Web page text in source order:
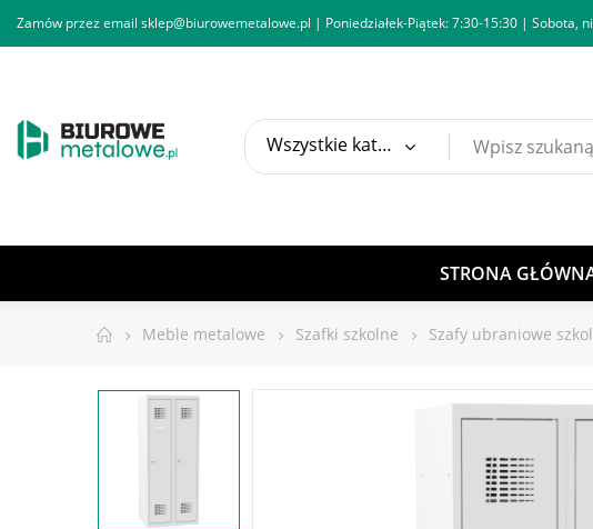
Zamów przez email sklep@biurowemetalowe.pl | Poniedziałek-Piątek: 7:30-15:30 | Sobota,
Wszystkie kategorie
STRONA
Meble metalowe Szafki szkolne Szafy ubraniowe